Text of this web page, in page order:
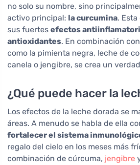
no solo su nombre, sino
activo principal: la curcumina.
sus fuertes efectos
antioxidantes. En combinación
como la pimienta negra, leche de
canela o jengibre, se crea un
¿Qué puede hacer la
Los efectos de la leche dorada se
áreas. A menudo se habla de ella
fortalecer el sistema
regalo del cielo en los meses más
combinación de cúrcuma, jengibre